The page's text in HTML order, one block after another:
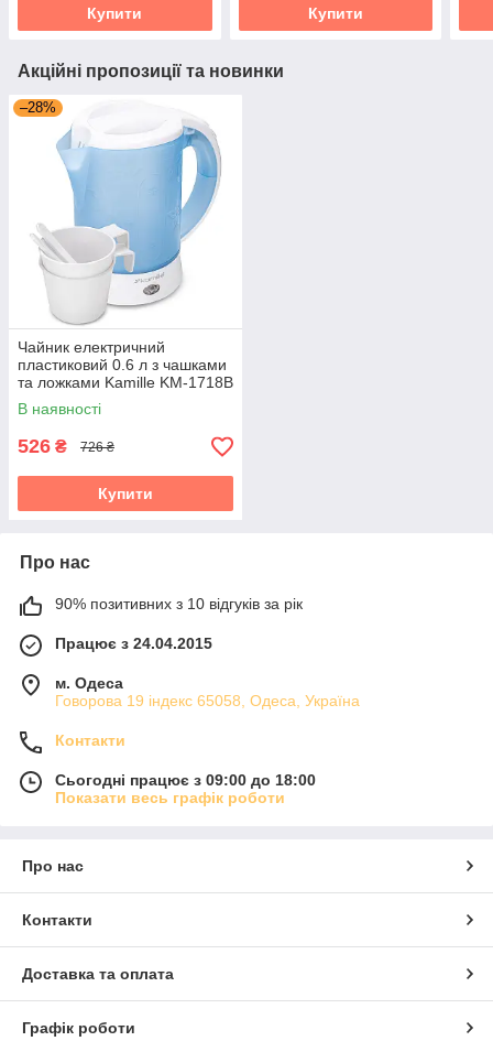
Купити Купити
Акційні пропозиції та новинки
–28%
Чайник електричний
пластиковий 0.6 л з чашками
та ложками Kamille KM-1718B
В наявності
526 ₴ 726 ₴
Купити
Про нас
90% позитивних з 10 відгуків за рік
Працює з 24.04.2015
м. Одеса
Говорова 19 індекс 65058, Одеса, Україна
Контакти
Сьогодні працює з 09:00 до 18:00
Показати весь графік роботи
Про нас
Контакти
Доставка та оплата
Графік роботи